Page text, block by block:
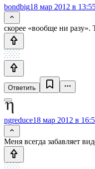
bondbig18 мар 2012 в
скорее «вообще ни разу».
Ответить
ngreduce18 мар 2012 в
Меня всегда забавляет